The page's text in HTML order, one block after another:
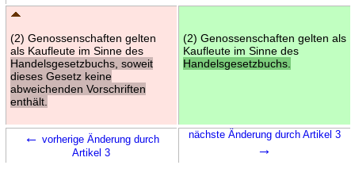
(2) Genossenschaften gelten
als Kaufleute im Sinne des
Handelsgesetzbuchs, soweit
dieses Gesetz keine
abweichenden Vorschriften
enthält.
(2) Genossenschaften gelten als
Kaufleute im Sinne des
Handelsgesetzbuchs.
← vorherige Änderung durch
Artikel 3
nächste Änderung durch Artikel 3
→